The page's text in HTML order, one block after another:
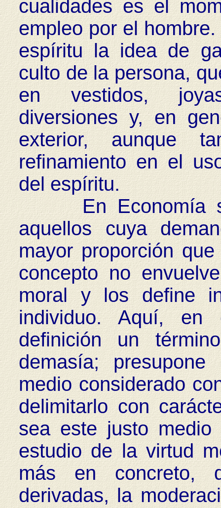
cualidades es el
empleo por el
espíritu la idea de
culto de la persona,
en vestidos,
diversiones y, en
exterior, aunque
refinamiento en el
del espíritu.
En Economía se
aquellos cuya
mayor proporción
concepto no
moral y los define
individuo. Aquí, en
definición un
demasía;
medio considerado
delimitarlo con
sea este justo medio
estudio de la virtud
más en concreto,
derivadas, la